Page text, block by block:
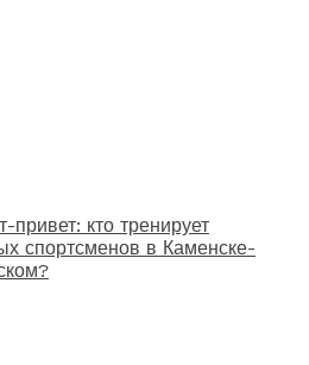
привет: кто тренирует
спортсменов в Каменске-